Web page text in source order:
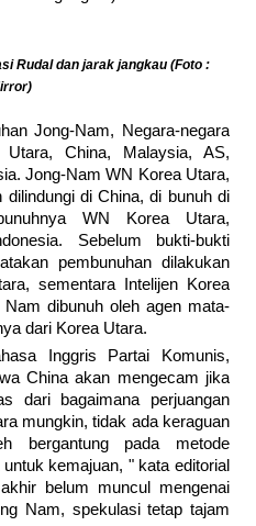
Rudal dan jarak jangkau (Foto :
Jong-Nam, Negara-negara
China, Malaysia, AS,
Jong-Nam WN Korea Utara,
dilindungi di China, di bunuh di
WN Korea Utara,
Sebelum bukti-bukti
pembunuhan dilakukan
sementara Intelijen Korea
dibunuh oleh agen mata-
dari Korea Utara.
Inggris Partai Komunis,
China akan mengecam jika
dari bagaimana perjuangan
mungkin, tidak ada keraguan
bergantung pada metode
kemajuan, " kata editorial
belum muncul mengenai
Nam, spekulasi tetap tajam